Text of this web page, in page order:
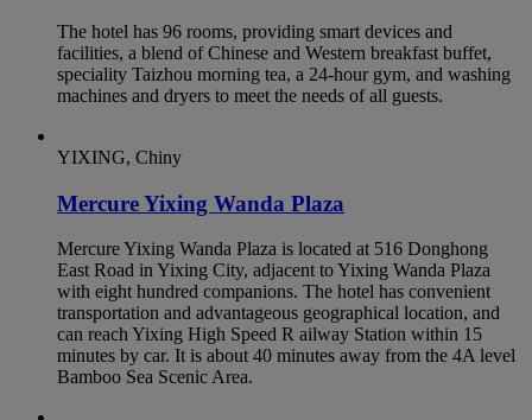
The hotel has 96 rooms, providing smart devices and
facilities, a blend of Chinese and Western breakfast buffet,
speciality Taizhou morning tea, a 24-hour gym, and washing
machines and dryers to meet the needs of all guests.
YIXING, Chiny
Mercure Yixing Wanda Plaza
Mercure Yixing Wanda Plaza is located at 516 Donghong
East Road in Yixing City, adjacent to Yixing Wanda Plaza
with eight hundred companions. The hotel has convenient
transportation and advantageous geographical location, and
can reach Yixing High Speed R ailway Station within 15
minutes by car. It is about 40 minutes away from the 4A level
Bamboo Sea Scenic Area.